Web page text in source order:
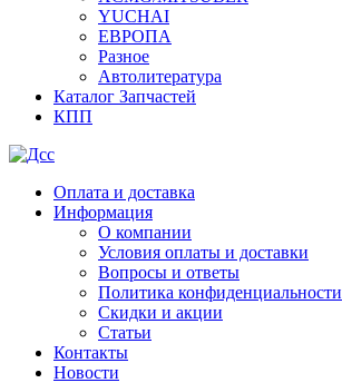
YUCHAI
ЕВРОПА
Разное
Aвтолитература
Каталог Запчастей
КПП
Оплата и доставка
Информация
О компании
Условия оплаты и доставки
Вопросы и ответы
Политика конфиденциальности
Скидки и акции
Статьи
Контакты
Новости